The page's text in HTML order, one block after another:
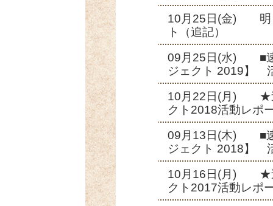
10月25日(金) 明
ト（追記）
09月25日(水) ■速
ジェクト 2019】
10月22日(月) ★
クト2018活動レポ
09月13日(木) ■速
ジェクト 2018】
10月16日(月) ★
クト2017活動レポ